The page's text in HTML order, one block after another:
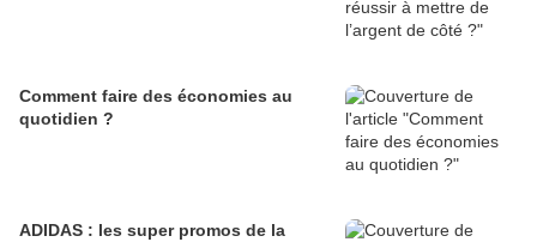
Comment faire des économies au
quotidien ?
ADIDAS : les super promos de la